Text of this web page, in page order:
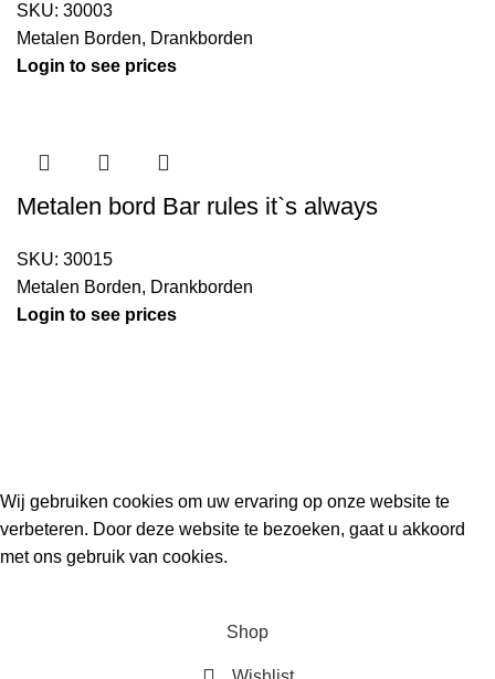
SKU: 30003
Metalen Borden, Drankborden
Login to see prices
Metalen bord Bar rules it`s always
SKU: 30015
Metalen Borden, Drankborden
Login to see prices
Wij gebruiken cookies om uw ervaring op onze website te
verbeteren. Door deze website te bezoeken, gaat u akkoord
met ons gebruik van cookies.
Shop